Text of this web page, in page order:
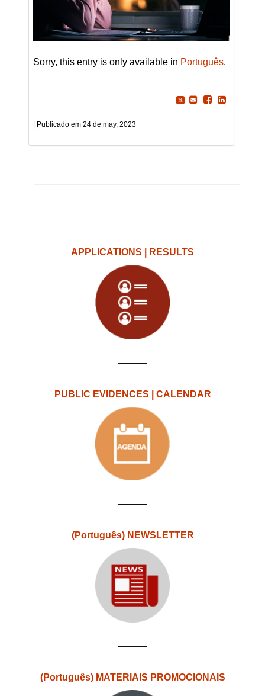
Sorry, this entry is only available in Português.
24 de may, 2023
APPLICATIONS | RESULTS
PUBLIC EVIDENCES | CALENDAR
(Português) NEWSLETTER
(Português) MATERIAIS PROMOCIONAIS